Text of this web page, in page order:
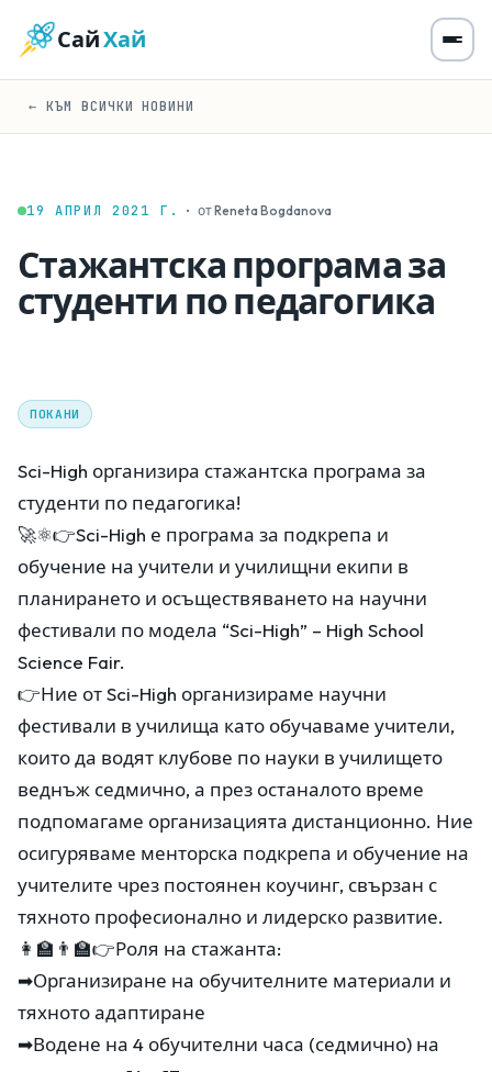
СайХай
← КЪМ ВСИЧКИ НОВИНИ
19 АПРИЛ 2021 Г. · от Reneta Bogdanova
Стажантска програма за
студенти по педагогика
ПОКАНИ
Sci-High организира стажантска програма за
студенти по педагогика!
🚀⚛👉Sci-High е програма за подкрепа и
обучение на учители и училищни екипи в
планирането и осъществяването на научни
фестивали по модела “Sci-High” – High School
Science Fair.
👉Ние от Sci-High организираме научни
фестивали в училища като обучаваме учители,
които да водят клубове по науки в училището
веднъж седмично, а през останалото време
подпомагаме организацията дистанционно. Ние
осигуряваме менторска подкрепа и обучение на
учителите чрез постоянен коучинг, свързан с
тяхното професионално и лидерско развитие.
👩‍🏫👨‍🏫👉Роля на стажанта:
➡Организиране на обучителните материали и
тяхното адаптиране
➡Водене на 4 обучителни часа (седмично) на